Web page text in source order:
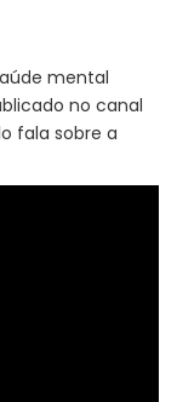
mental
no canal
fala sobre a